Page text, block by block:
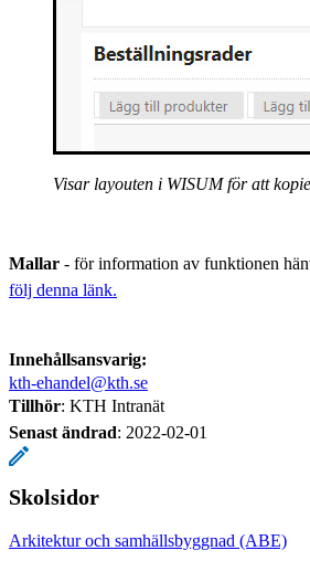
Visar layouten i WISUM för att
Mallar - för information av funktionen
följ denna länk.
Innehållsansvarig:
kth-ehandel@kth.se
Tillhör: KTH Intranät
Senast ändrad: 2022-02-01
Skolsidor
Arkitektur och samhällsbyggnad (ABE)